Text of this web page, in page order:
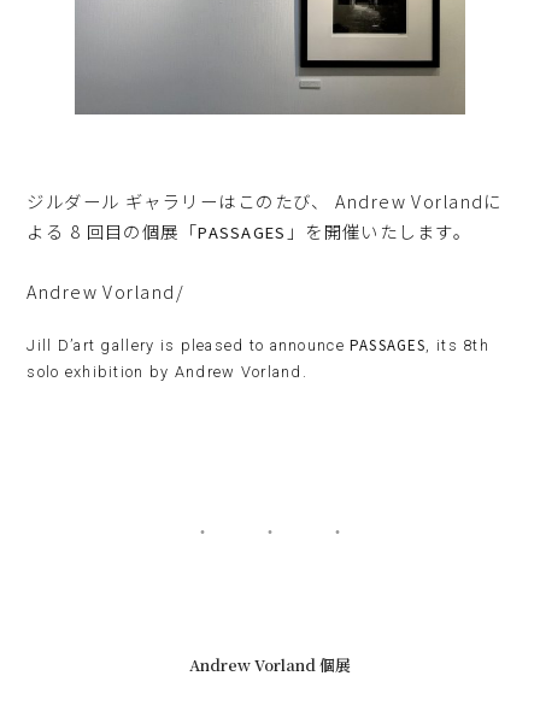
ジルダール ギャラリーはこのたび、 Andrew Vorlandに
よる 8 回目の個展「PASSAGES 」を開催いたします。
Andrew Vorland/
Jill D’art gallery is pleased to announcePASSAGES , its 8th
solo exhibition by Andrew Vorland.
Andrew Vorland 個展